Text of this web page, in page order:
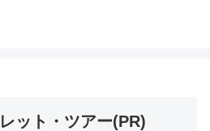
ット・ツアー(PR)